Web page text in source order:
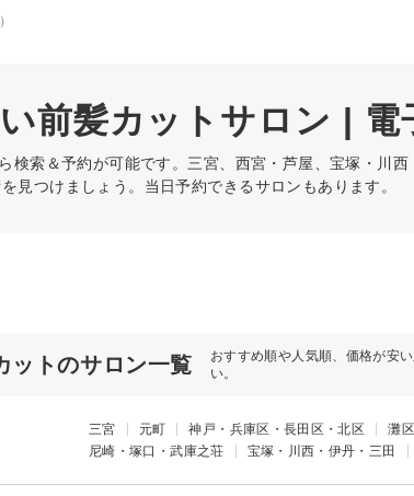
前髪カットサロン | 電
検索＆予約が可能です。三宮、西宮・芦屋、宝塚・川
見つけましょう。当日予約できるサロンもあります。
ットのサロン一覧
おすすめ順や人気順、価格が安
い。
三宮 元町 神戸・兵庫区・長田区・北区 灘
尼崎・塚口・武庫之荘
宝塚・川西・伊丹・三田